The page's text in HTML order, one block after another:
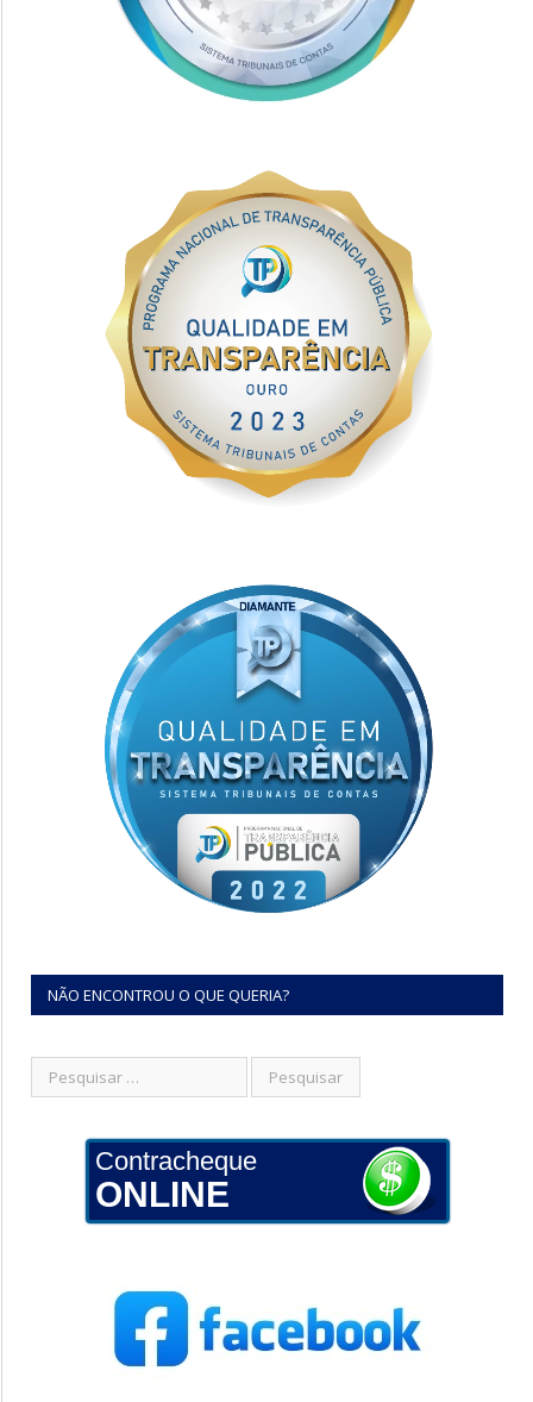
NÃO ENCONTROU O QUE QUERIA?
Contracheque
ONLINE